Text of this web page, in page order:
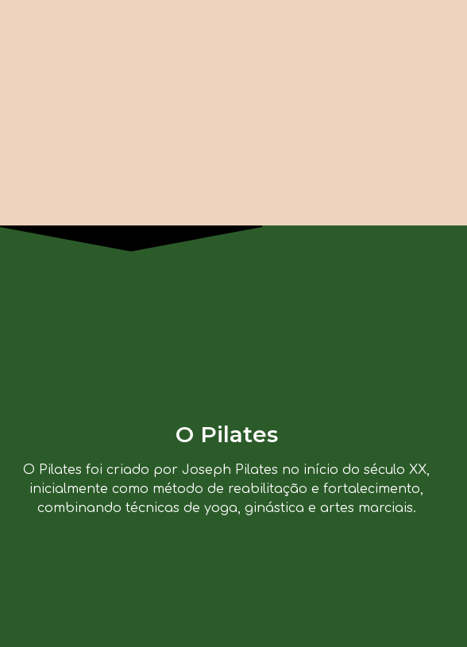
O Pilates
O Pilates foi criado por Joseph Pilates no início do século XX,
inicialmente como método de reabilitação e fortalecimento,
combinando técnicas de yoga, ginástica e artes marciais.